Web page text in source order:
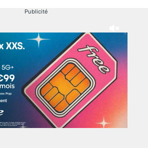
Publicité